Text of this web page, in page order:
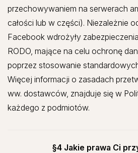
przechowywaniem na serwerach
całości lub w części). Niezależnie
Facebook wdrożyły
RODO, mające na celu ochronę
poprzez stosowanie
Więcej informacji o zasadach
ww. dostawców, znajduje się w
każdego z podmiotów.
§4 Jakie prawa Ci